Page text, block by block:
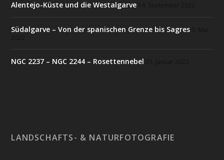
Alentejo-Küste und die Westalgarve
Südalgarve – Von der spanischen Grenze bis Sagres
NGC 2237 – NGC 2244 – Rosettennebel
LANDSCHAFTS- & NATURFOTOGRAFIE